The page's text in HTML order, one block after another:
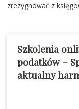
zrezygnować z
Szkolenia
podatków –
aktualny